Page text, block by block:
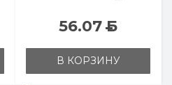
56.07Б
В КОРЗИНУ